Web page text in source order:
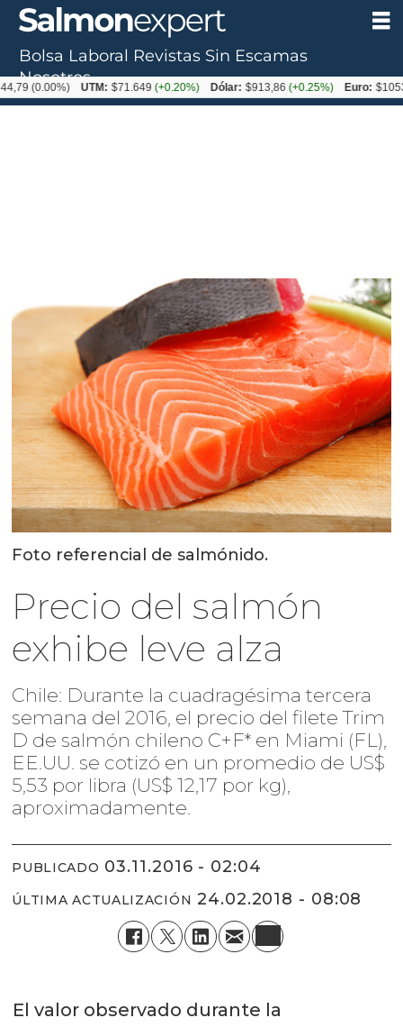
Foto referencial de salmónido.
Precio del salmón
exhibe leve alza
Chile: Durante la cuadragésima tercera
semana del 2016, el precio del filete Trim
D de salmón chileno C+F* en Miami (FL),
EE.UU. se cotizó en un promedio de US$
5,53 por libra (US$ 12,17 por kg),
aproximadamente.
PUBLICADO 03.11.2016 - 02:04
ÚLTIMA ACTUALIZACIÓN 24.02.2018 - 08:08
El valor observado durante la
Bolsa Laboral Revistas Sin Escamas
Nosotros
UTM: $71.649(+0.20%) Dólar: $913,86(+0.25%) Euro: $1053,08 (-